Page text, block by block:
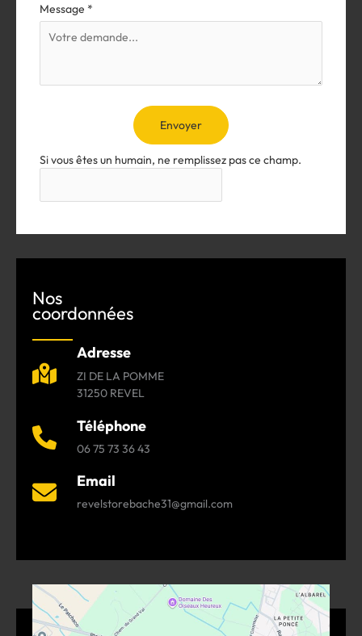
Message *
Envoyer
Si vous êtes un humain, ne remplissez pas ce champ.
Nos
coordonnées
Adresse
ZI DE LA POMME
31250 REVEL
Téléphone
06 75 73 36 43
Email
revelstorebache31@gmail.com